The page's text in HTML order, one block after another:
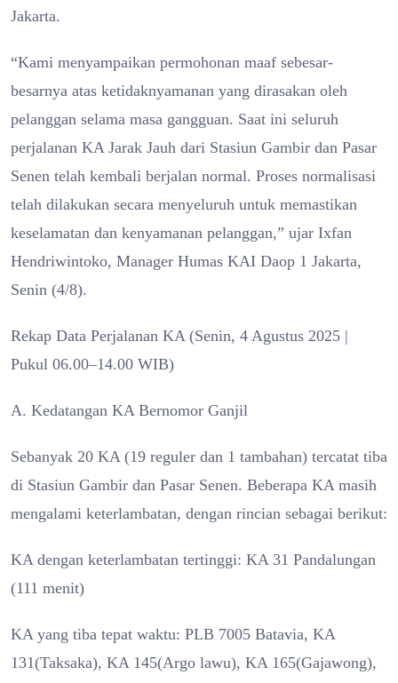
Jakarta.
“Kami menyampaikan permohonan maaf sebesar-
besarnya atas ketidaknyamanan yang dirasakan oleh
pelanggan selama masa gangguan. Saat ini seluruh
perjalanan KA Jarak Jauh dari Stasiun Gambir dan Pasar
Senen telah kembali berjalan normal. Proses normalisasi
telah dilakukan secara menyeluruh untuk memastikan
keselamatan dan kenyamanan pelanggan,” ujar Ixfan
Hendriwintoko, Manager Humas KAI Daop 1 Jakarta,
Senin (4/8).
Rekap Data Perjalanan KA (Senin, 4 Agustus 2025 |
Pukul 06.00–14.00 WIB)
A. Kedatangan KA Bernomor Ganjil
Sebanyak 20 KA (19 reguler dan 1 tambahan) tercatat tiba
di Stasiun Gambir dan Pasar Senen. Beberapa KA masih
mengalami keterlambatan, dengan rincian sebagai berikut:
KA dengan keterlambatan tertinggi: KA 31 Pandalungan
(111 menit)
KA yang tiba tepat waktu: PLB 7005 Batavia, KA
131(Taksaka), KA 145(Argo lawu), KA 165(Gajawong),